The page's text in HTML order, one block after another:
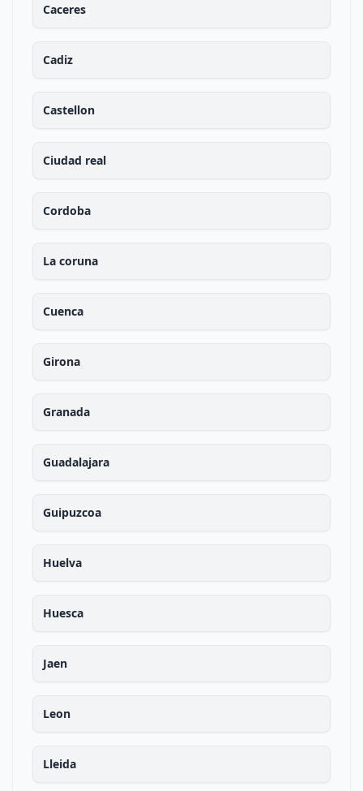
Caceres
Cadiz
Castellon
Ciudad real
Cordoba
La coruna
Cuenca
Girona
Granada
Guadalajara
Guipuzcoa
Huelva
Huesca
Jaen
Leon
Lleida